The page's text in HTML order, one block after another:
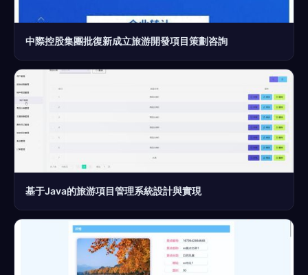
中際控股集團批復新成立旅游開發項目策劃咨詢
基于Java的旅游項目管理系統設計與實現